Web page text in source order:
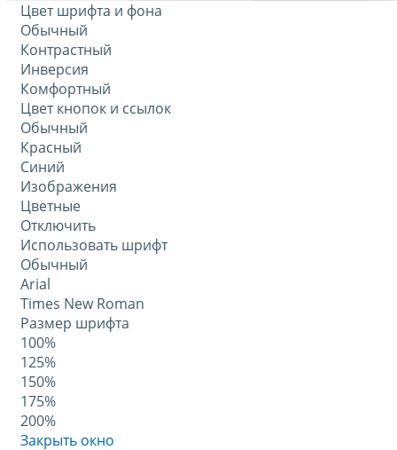
Цвет шрифта и фона
Обычный
Контрастный
Инверсия
Комфортный
Цвет кнопок и ссылок
Обычный
Красный
Синий
Изображения
Цветные
Отключить
Использовать шрифт
Обычный
Arial
Times New Roman
Размер шрифта
100%
125%
150%
175%
200%
Закрыть окно